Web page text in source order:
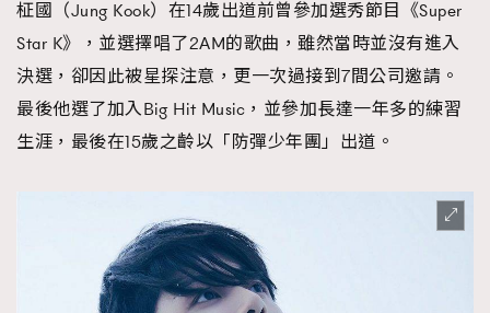
柾國（Jung Kook）在14歲出道前曾參加選秀節目《Super
Star K》，並選擇唱了2AM的歌曲，雖然當時並沒有進入
決選，卻因此被星探注意，更一次過接到7間公司邀請。
最後他選了加入Big Hit Music，並參加長達一年多的練習
生涯，最後在15歲之齡以「防彈少年團」出道。